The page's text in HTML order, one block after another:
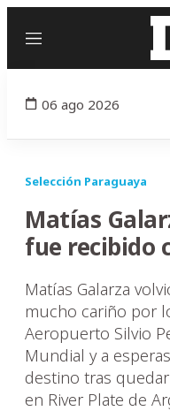
Menú
06 ago 2026
Selección Paraguaya
Matías
fue recibido
Matías Galarza
mucho cariño por
Aeropuerto Silvio
Mundial y a
destino tras
en River Plate de